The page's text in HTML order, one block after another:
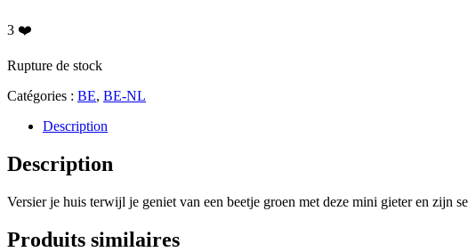
3 ❤️
Rupture de stock
Catégories : BE, BE-NL
Description
Description
Versier je huis terwijl je geniet van een beetje groen met deze mini gieter en zijn
Produits similaires